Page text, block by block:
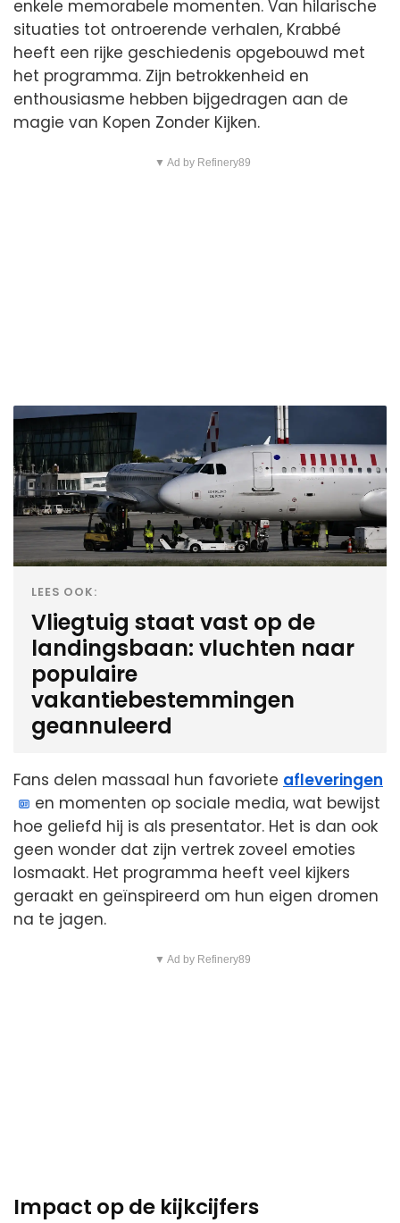
enkele memorabele momenten. Van hilarische
situaties tot ontroerende verhalen, Krabbé
heeft een rijke geschiedenis opgebouwd met
het programma. Zijn betrokkenheid en
enthousiasme hebben bijgedragen aan de
magie van Kopen Zonder Kijken.
▼ Ad by Refinery89
LEES OOK:
Vliegtuig staat vast op de
landingsbaan: vluchten naar
populaire
vakantiebestemmingen
geannuleerd
Fans delen massaal hun favoriete afleveringen
en momenten op sociale media, wat bewijst
hoe geliefd hij is als presentator. Het is dan ook
geen wonder dat zijn vertrek zoveel emoties
losmaakt. Het programma heeft veel kijkers
geraakt en geïnspireerd om hun eigen dromen
na te jagen.
▼ Ad by Refinery89
Impact op de kijkcijfers